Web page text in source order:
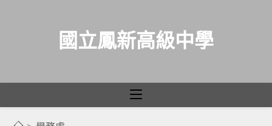
國立鳳新高級中學